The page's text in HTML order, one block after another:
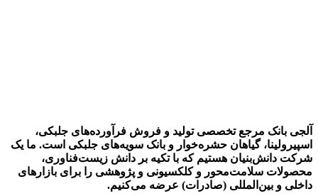
آلجی بانک مرجع تخصصی تولید و فروش فرآورده‌های جلبکی،
اسپیرولینا، گیاهان حشره‌خوار و بانک سویه‌های جلبکی است. ما یک
شرکت دانش‌بنیان هستیم که با تکیه بر دانش زیست‌فناوری،
محصولات سلامت‌محور و کلکسیونی و پژوهشی را برای بازارهای
داخلی و بین‌المللی (صادرات) عرضه می‌کنیم.